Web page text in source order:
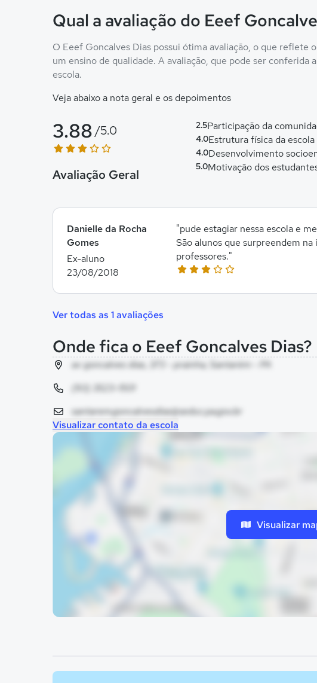
Qual a avaliação do Eeef
O Eeef Goncalves Dias possui ótima avaliação, o que reflete
um ensino de qualidade. A avaliação, que pode ser conferida
escola.
Veja abaixo a nota geral e os depoimentos
Avaliação Geral
3.88 /5.0 2.5Participação da
4.0Estrutura física da escola
4.0Desenvolvimento
5.0Motivação dos
Danielle da Rocha
Gomes
Ex-aluno
23/08/2018
"pude estagiar nessa escola e
São alunos que surpreendem
professores."
Ver todas as 1 avaliações
Onde fica o Eeef Goncalves Dias?
av goncalves dias, 373 - prainha, Santarém - PA
santarem.goncalvesdias@seduc.pa.gov.br
Visualizar contato da escola
Visualizar